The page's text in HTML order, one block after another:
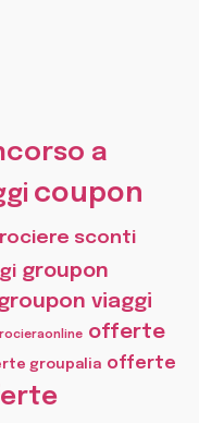
a
coupon
sconti
groupon
viaggi
offerte
groupalia offerte